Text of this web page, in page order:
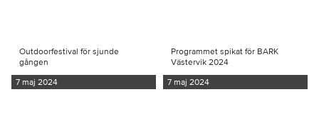
Outdoorfestival för sjunde
gången
7 maj 2024
Programmet spikat för BARK
Västervik 2024
7 maj 2024